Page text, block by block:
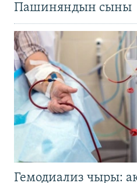
Пашиняндын сыны
Гемодиализ чыры: